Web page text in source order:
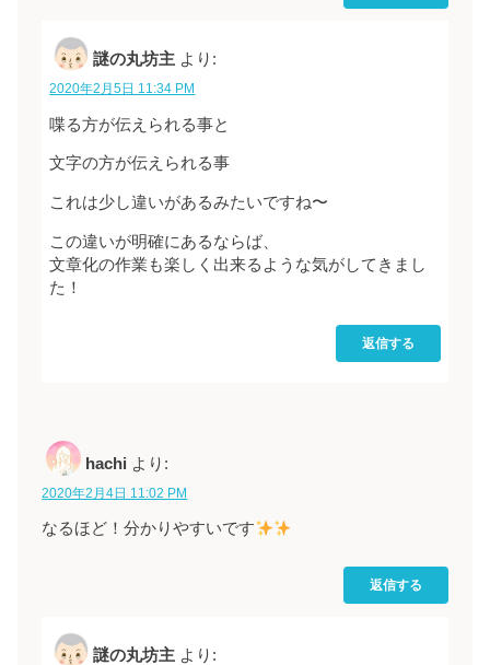
謎の丸坊主 より:
2020年2月5日 11:34 PM
喋る方が伝えられる事と
文字の方が伝えられる事
これは少し違いがあるみたいですね〜
この違いが明確にあるならば、
文章化の作業も楽しく出来るような気がしてきまし
た！
返信する
hachi より:
2020年2月4日 11:02 PM
なるほど！分かりやすいです
返信する
謎の丸坊主 より: